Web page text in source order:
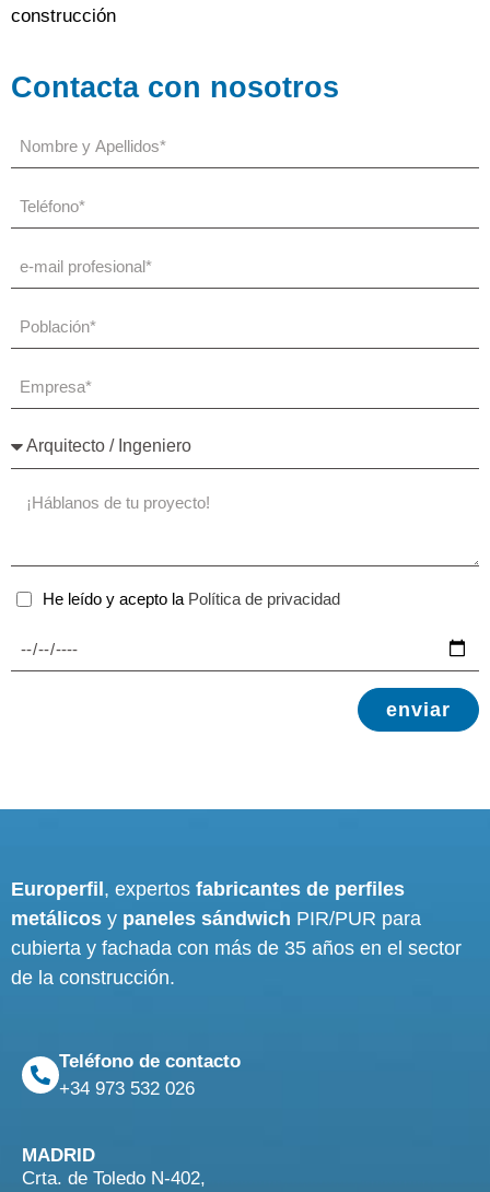
construcción
Contacta con nosotros
He leído y acepto la Política de privacidad
enviar
Europerfil, expertos fabricantes de perfiles
metálicos y paneles sándwich PIR/PUR para
cubierta y fachada con más de 35 años en el sector
de la construcción.
Teléfono de contacto
+34 973 532 026
MADRID
Crta. de Toledo N-402,